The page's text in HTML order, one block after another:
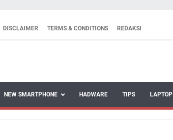
DISCLAIMER TERMS & CONDITIONS REDAKSI
NEW SMARTPHONE HADWARE TIPS LAPTOP